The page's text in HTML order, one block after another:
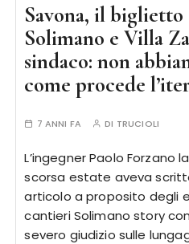
Savona, il biglietto
Solimano e Villa
sindaco: non
come procede
7 ANNI FA DI TRUCIOLI
L’ingegner Paolo Forzano la
scorsa estate aveva
articolo a proposito degli
cantieri Solimano story
severo giudizio sulle